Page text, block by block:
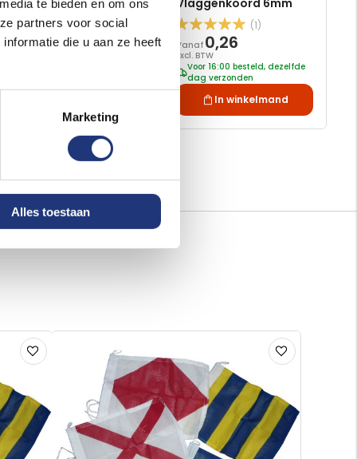
te bieden en om ons
partners voor social
die u aan ze heeft
Marketing
Alles toestaan
Vlaggenkoord 5mm
Vanaf0,20
Vlaggenkoord 6mm
Waardering:
100
% of100
(1)
Vanaf 0,26
Excl. BTW
Voor 16:00 besteld, dezelfde
dag verzonden
In winkelmand
Voeg
toe
verlanglijst
Voeg
toe
verlanglijst